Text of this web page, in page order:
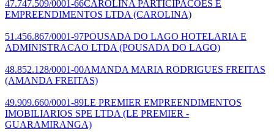
47.747.509/0001-66CAROLINA PARTICIPACOES E
EMPREENDIMENTOS LTDA (CAROLINA)
51.456.867/0001-97POUSADA DO LAGO HOTELARIA E
ADMINISTRACAO LTDA (POUSADA DO LAGO)
48.852.128/0001-00AMANDA MARIA RODRIGUES FREITAS
(AMANDA FREITAS)
49.909.660/0001-89LE PREMIER EMPREENDIMENTOS
IMOBILIARIOS SPE LTDA (LE PREMIER -
GUARAMIRANGA)